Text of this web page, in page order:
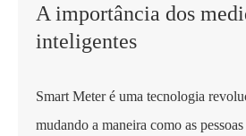
A importância dos
inteligentes
Smart Meter é uma tecnologia
mudando a maneira como as